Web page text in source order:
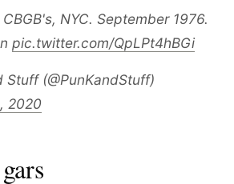
NYC. September 1976.
pic.twitter.com/QpLPt4hBGi
(@PunKandStuff)
2020